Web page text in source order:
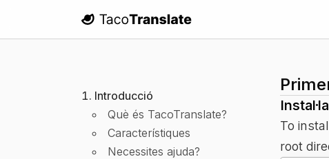
TacoTranslate
Introducció
Què és TacoTranslate?
Característiques
Necessites ajuda?
To
root